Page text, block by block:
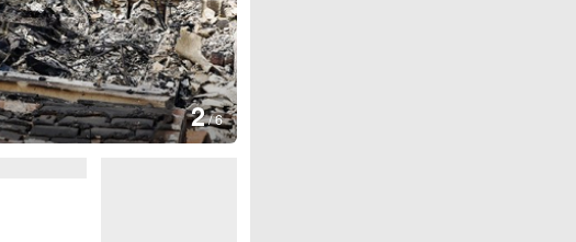
2/6